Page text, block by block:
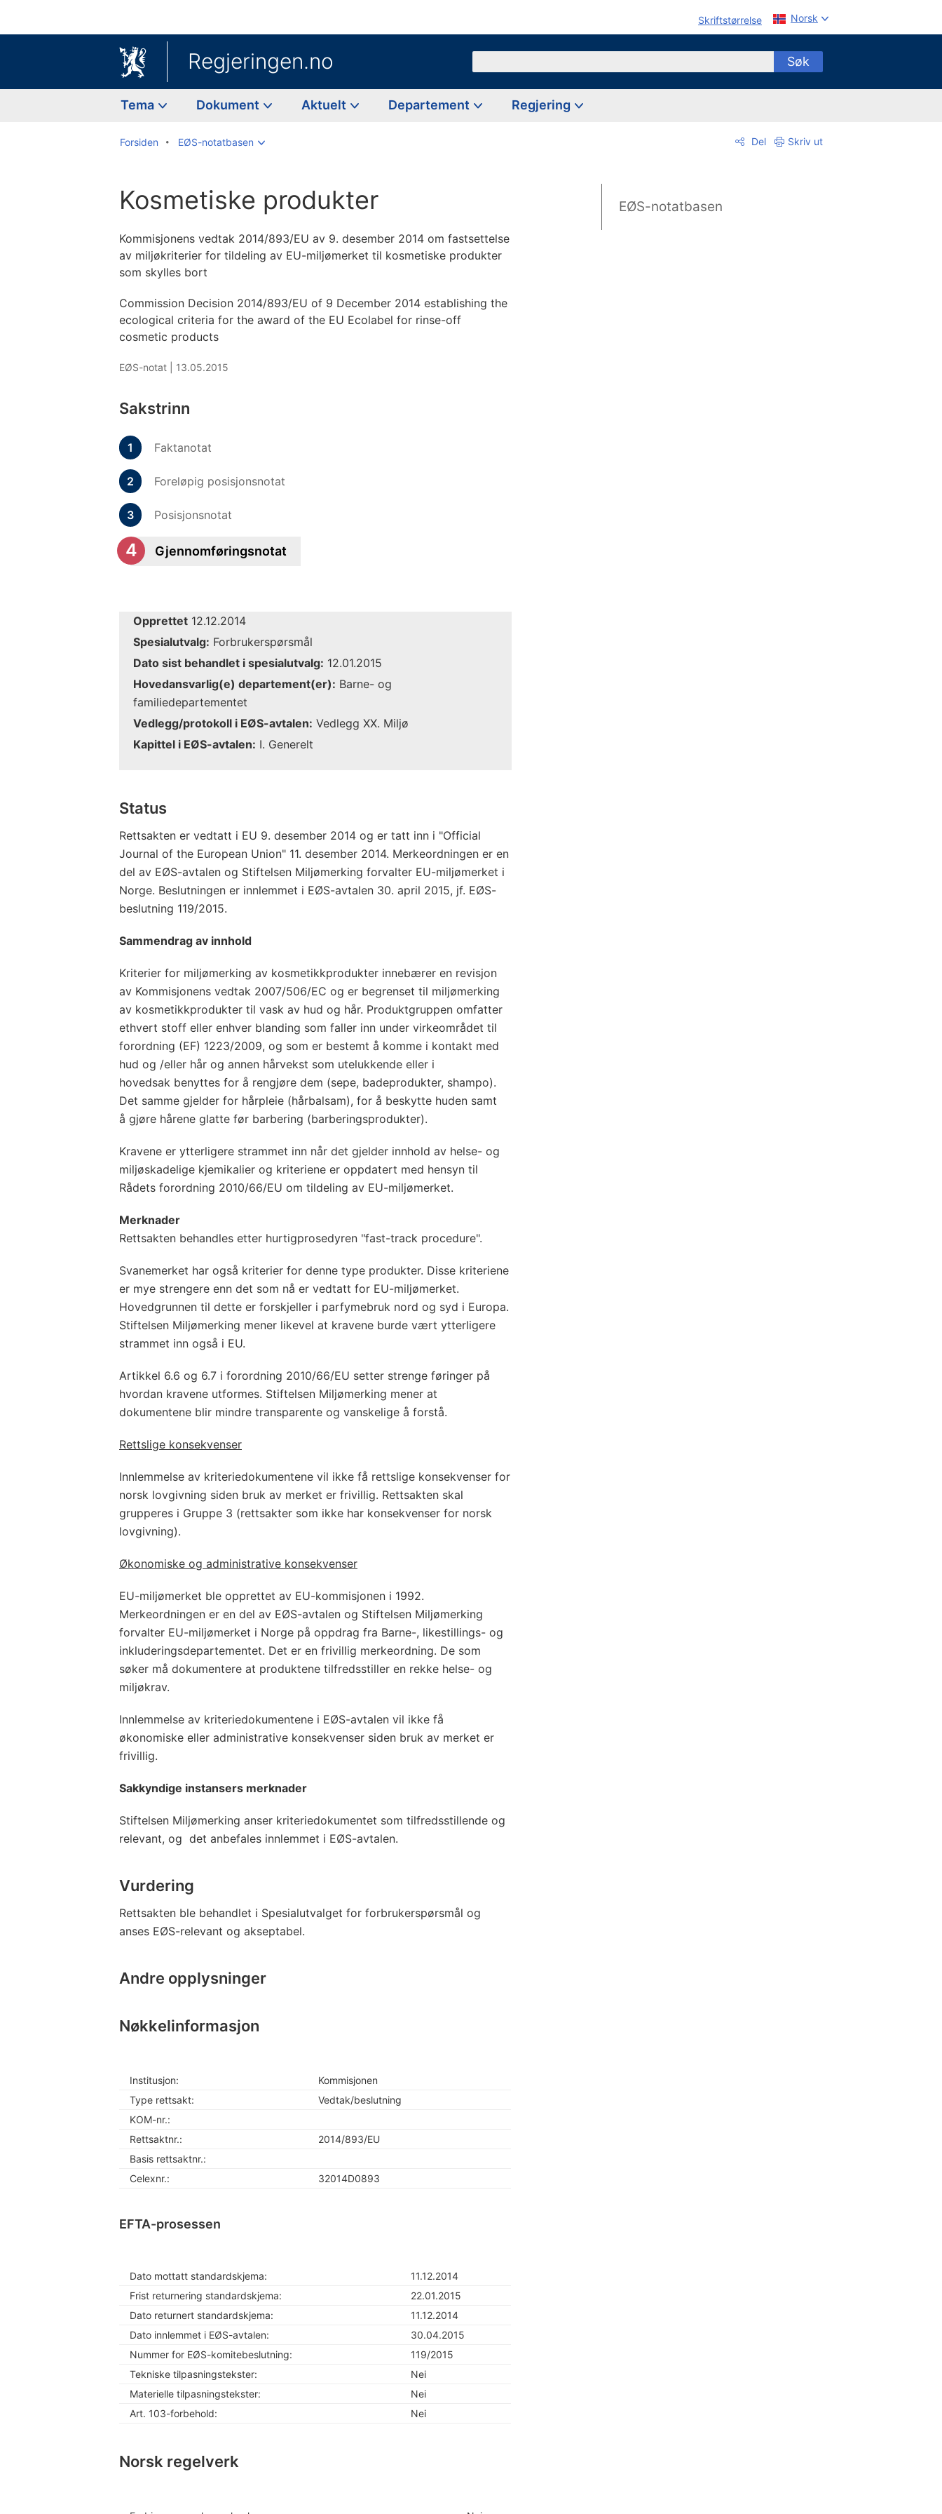
Skriftstørrelse Norsk
Regjeringen.no Søk
Tema Dokument Aktuelt Departement Regjering
Forsiden EØS-notatbasen Del Skriv ut
Kosmetiske produkter
Kommisjonens vedtak 2014/893/EU av 9. desember 2014 om fastsettelse
av miljøkriterier for tildeling av EU-miljømerket til kosmetiske produkter
som skylles bort
Commission Decision 2014/893/EU of 9 December 2014 establishing the
ecological criteria for the award of the EU Ecolabel for rinse-off
cosmetic products
EØS-notat | 13.05.2015
Sakstrinn
Faktanotat
Foreløpig posisjonsnotat
Posisjonsnotat
Gjennomføringsnotat
Opprettet 12.12.2014
Spesialutvalg: Forbrukerspørsmål
Dato sist behandlet i spesialutvalg: 12.01.2015
Hovedansvarlig(e) departement(er): Barne- og
familiedepartementet
Vedlegg/protokoll i EØS-avtalen: Vedlegg XX. Miljø
Kapittel i EØS-avtalen: I. Generelt
Status
Rettsakten er vedtatt i EU 9. desember 2014 og er tatt inn i "Official
Journal of the European Union" 11. desember 2014. Merkeordningen er en
del av EØS-avtalen og Stiftelsen Miljømerking forvalter EU-miljømerket i
Norge. Beslutningen er innlemmet i EØS-avtalen 30. april 2015, jf. EØS-
beslutning 119/2015.
Sammendrag av innhold
Kriterier for miljømerking av kosmetikkprodukter innebærer en revisjon
av Kommisjonens vedtak 2007/506/EC og er begrenset til miljømerking
av kosmetikkprodukter til vask av hud og hår. Produktgruppen omfatter
ethvert stoff eller enhver blanding som faller inn under virkeområdet til
forordning (EF) 1223/2009, og som er bestemt å komme i kontakt med
hud og /eller hår og annen hårvekst som utelukkende eller i
hovedsak benyttes for å rengjøre dem (sepe, badeprodukter, shampo).
Det samme gjelder for hårpleie (hårbalsam), for å beskytte huden samt
å gjøre hårene glatte før barbering (barberingsprodukter).
Kravene er ytterligere strammet inn når det gjelder innhold av helse- og
miljøskadelige kjemikalier og kriteriene er oppdatert med hensyn til
Rådets forordning 2010/66/EU om tildeling av EU-miljømerket.
Merknader
Rettsakten behandles etter hurtigprosedyren "fast-track procedure".
Svanemerket har også kriterier for denne type produkter. Disse kriteriene
er mye strengere enn det som nå er vedtatt for EU-miljømerket.
Hovedgrunnen til dette er forskjeller i parfymebruk nord og syd i Europa.
Stiftelsen Miljømerking mener likevel at kravene burde vært ytterligere
strammet inn også i EU.
Artikkel 6.6 og 6.7 i forordning 2010/66/EU setter strenge føringer på
hvordan kravene utformes. Stiftelsen Miljømerking mener at
dokumentene blir mindre transparente og vanskelige å forstå.
Rettslige konsekvenser
Innlemmelse av kriteriedokumentene vil ikke få rettslige konsekvenser for
norsk lovgivning siden bruk av merket er frivillig. Rettsakten skal
grupperes i Gruppe 3 (rettsakter som ikke har konsekvenser for norsk
lovgivning).
Økonomiske og administrative konsekvenser
EU-miljømerket ble opprettet av EU-kommisjonen i 1992.
Merkeordningen er en del av EØS-avtalen og Stiftelsen Miljømerking
forvalter EU-miljømerket i Norge på oppdrag fra Barne-, likestillings- og
inkluderingsdepartementet. Det er en frivillig merkeordning. De som
søker må dokumentere at produktene tilfredsstiller en rekke helse- og
miljøkrav.
Innlemmelse av kriteriedokumentene i EØS-avtalen vil ikke få
økonomiske eller administrative konsekvenser siden bruk av merket er
frivillig.
Sakkyndige instansers merknader
Stiftelsen Miljømerking anser kriteriedokumentet som tilfredsstillende og
relevant, og det anbefales innlemmet i EØS-avtalen.
Vurdering
Rettsakten ble behandlet i Spesialutvalget for forbrukerspørsmål og
anses EØS-relevant og akseptabel.
Andre opplysninger
Nøkkelinformasjon
Institusjon:
Kommisjonen
Type rettsakt:
Vedtak/beslutning
KOM-nr.:
Rettsaktnr.:
2014/893/EU
Basis rettsaktnr.:
Celexnr.:
32014D0893
EFTA-prosessen
Dato mottatt standardskjema:
11.12.2014
Frist returnering standardskjema:
22.01.2015
Dato returnert standardskjema:
11.12.2014
Dato innlemmet i EØS-avtalen:
30.04.2015
Nummer for EØS-komitebeslutning:
119/2015
Tekniske tilpasningstekster:
Nei
Materielle tilpasningstekster:
Nei
Art. 103-forbehold:
Nei
Norsk regelverk
EØS-notatbasen